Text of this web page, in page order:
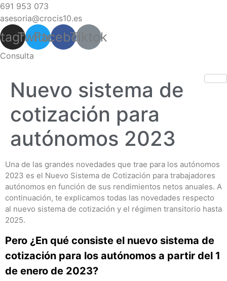
691 953 073
asesoria@crocis10.es
Twitter
FacebookTiktok
Consulta
Nuevo sistema de
cotización para
autónomos 2023
Una de las grandes novedades que trae para los autónomos
2023 es el Nuevo Sistema de Cotización para trabajadores
autónomos en función de sus rendimientos netos anuales. A
continuación, te explicamos todas las novedades respecto
al nuevo sistema de cotización y el régimen transitorio hasta
2025.
Pero ¿En qué consiste el nuevo sistema de
cotización para los autónomos a partir del 1
de enero de 2023?